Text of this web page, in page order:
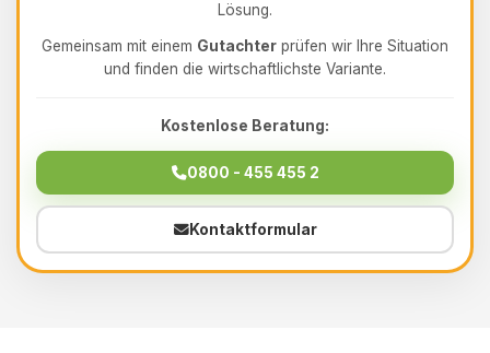
Lösung.
Gemeinsam mit einem Gutachter prüfen wir Ihre Situation
und finden die wirtschaftlichste Variante.
Kostenlose Beratung:
0800 - 455 455 2
Kontaktformular